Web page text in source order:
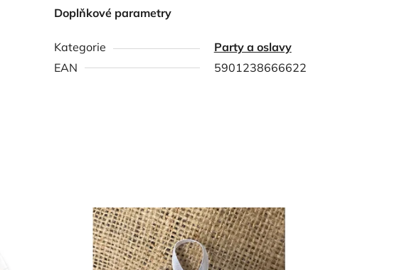
Doplňkové parametry
Kategorie
Party a oslavy
EAN
5901238666622